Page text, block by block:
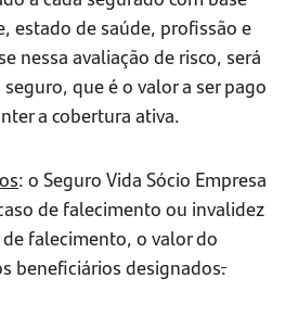
estado de saúde, profissão e
nessa avaliação de risco, será
que é o valor a ser pago
a cobertura ativa.
: o Seguro Vida Sócio Empresa
de falecimento ou invalidez
falecimento, o valor do
beneficiários designados.